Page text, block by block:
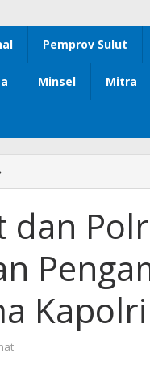
Pemprov Sulut
Minsel Mitra
dan
Bitung
Ikuti
Kesiapan
Jelang
Idul
Fitri
dan
Kapolri